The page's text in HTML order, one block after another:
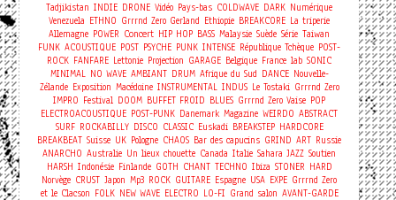
Tadjikistan INDIE DRONE Vidéo Pays-bas COLDWAVE DARK Numérique
Venezuela ETHNO Grrrnd Zero Gerland Ethiopie BREAKCORE La triperie
Allemagne POWER Concert HIP HOP BASS Malaysie Suède Série Taiwan
FUNK ACOUSTIQUE POST PSYCHE PUNK INTENSE République Tchèque POST-
ROCK FANFARE Lettonie Projection GARAGE Belgique France lab SONIC
MINIMAL NO WAVE AMBIANT DRUM Afrique du Sud DANCE Nouvelle-
Zélande Exposition Macédoine INSTRUMENTAL INDUS Le Tostaki Grrrnd Zero
IMPRO Festival DOOM BUFFET FROID BLUES Grrrnd Zero Vaise POP
ELECTROACOUSTIQUE POST-PUNK Danemark Magazine WEIRDO ABSTRACT
SURF ROCKABILLY DISCO CLASSIC Euskadi BREAKSTEP HARDCORE
BREAKBEAT Suisse UK Pologne CHAOS Bar des capucins GRIND ART Russie
ANARCHO Australie Un lieux chouette Canada Italie Sahara JAZZ Soutien
HARSH Indonésie Finlande GOTH CHANT TECHNO Ibiza STONER HARD
Norvège CRUST Japon Mp3 ROCK GUITARE Espagne USA EXPE Grrrnd Zero
et le Clacson FOLK NEW WAVE ELECTRO LO-FI Grand salon AVANT-GARDE